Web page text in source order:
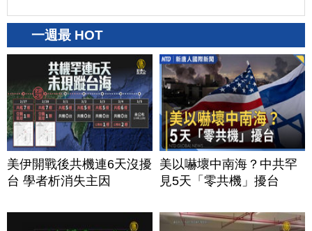
一週最 HOT
美伊開戰後共機連6天沒擾
台 學者析消失主因
美以嚇壞中南海？中共罕
見5天「零共機」擾台